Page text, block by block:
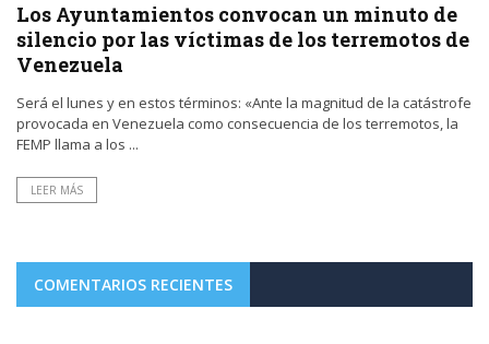
Los Ayuntamientos convocan un minuto de
silencio por las víctimas de los terremotos de
Venezuela
Será el lunes y en estos términos: «Ante la magnitud de la catástrofe
provocada en Venezuela como consecuencia de los terremotos, la
FEMP llama a los ...
LEER MÁS
COMENTARIOS RECIENTES